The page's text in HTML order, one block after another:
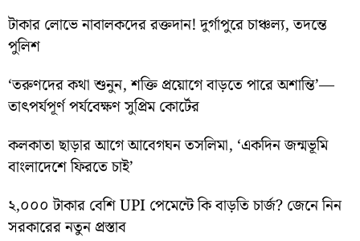
টাকার লোভে নাবালকদের রক্তদান! দুর্গাপুরে চাঞ্চল্য, তদন্তে
পুলিশ
‘তরুণদের কথা শুনুন, শক্তি প্রয়োগে বাড়তে পারে অশান্তি’—
তাৎপর্যপূর্ণ পর্যবেক্ষণ সুপ্রিম কোর্টের
কলকাতা ছাড়ার আগে আবেগঘন তসলিমা, ‘একদিন জন্মভূমি
বাংলাদেশে ফিরতে চাই’
২,০০০ টাকার বেশি UPI পেমেন্টে কি বাড়তি চার্জ? জেনে নিন
সরকারের নতুন প্রস্তাব